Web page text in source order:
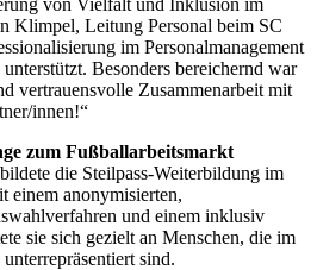
Klimpel, Leitung Personal beim SC
im Personalmanagement
Besonders bereichernd war
vertrauensvolle Zusammenarbeit mit
innen!“
zum Fußballarbeitsmarkt
die Steilpass-Weiterbildung im
einem anonymisierten,
und einem inklusiv
sie sich gezielt an Menschen, die im
sind.